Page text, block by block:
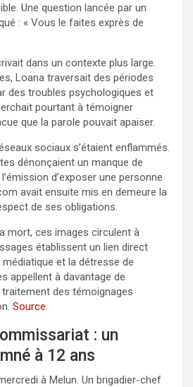
Une question lancée par un
: « Vous le faites exprès de
dans un contexte plus large.
Loana traversait des périodes
des troubles psychologiques et
pourtant à témoigner
que la parole pouvait apaiser.
sociaux s’étaient enflammés.
dénonçaient un manque de
d’exposer une personne
avait ensuite mis en demeure la
de ses obligations.
mort, ces images circulent à
établissent un lien direct
et la détresse de
appellent à davantage de
des témoignages
Source
: un
à 12 ans
à Melun. Un brigadier-chef